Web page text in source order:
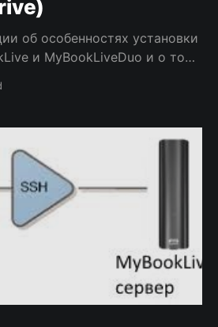
об особенностях установки
и MyBookLiveDuo и о том,